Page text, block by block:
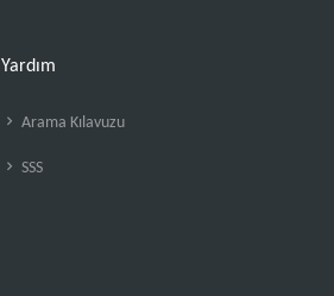
Yardım
Arama Kılavuzu
SSS